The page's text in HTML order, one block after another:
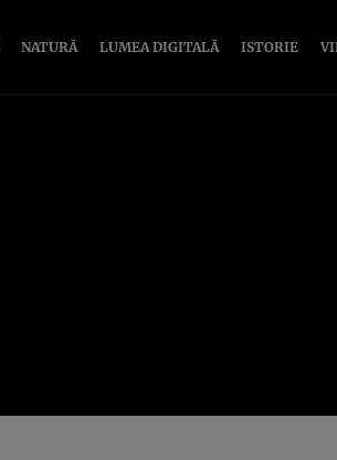
NATURĂ LUMEA DIGITALĂ ISTORIE